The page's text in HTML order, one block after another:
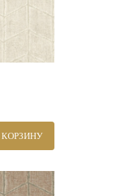
КОРЗИНУ